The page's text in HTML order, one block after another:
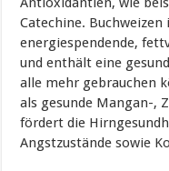
Catechine.
energiespendende,
und enthält eine
alle mehr gebrauchen
als gesunde Mangan-,
fördert die
Angstzustände sowie